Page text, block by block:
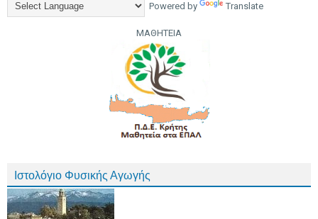
Powered by Translate
ΜΑΘΗΤΕΙΑ
Ιστολόγιο Φυσικής Αγωγής